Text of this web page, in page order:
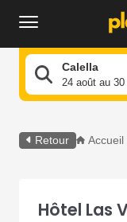
Calella
24 août au
Retour Accueil
Hôtel Las